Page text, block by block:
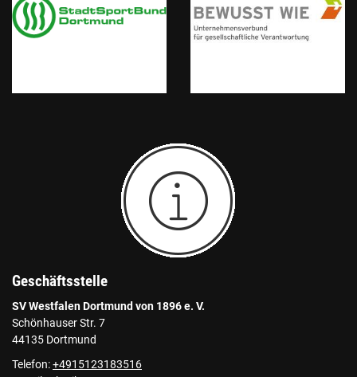
Geschäftsstelle
SV Westfalen Dortmund von 1896 e. V.
Schönhauser Str. 7
44135 Dortmund
Telefon:+4915123183516